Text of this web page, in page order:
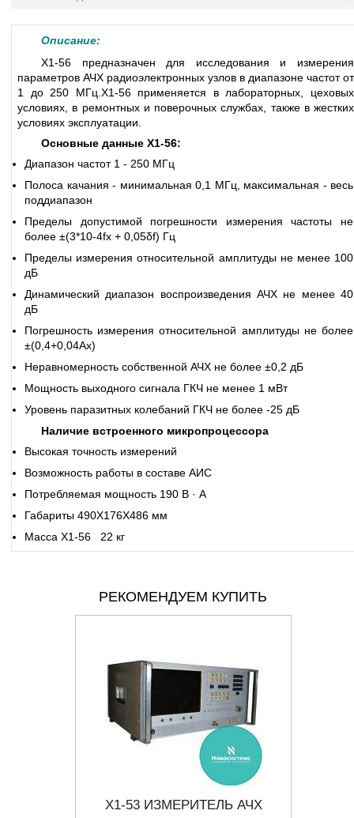
Описание:
Х1-56 предназначен для исследования и измерения
параметров АЧХ радиоэлектронных узлов в диапазоне частот от
1 до 250 МГц.Х1-56 применяется в лабораторных, цеховых
условиях, в ремонтных и поверочных службах, также в жестких
условиях эксплуатации.
Основные данные Х1-56:
Диапазон частот 1 - 250 МГц
Полоса качания - минимальная 0,1 МГц, максимальная - весь
поддиапазон
Пределы допустимой погрешности измерения частоты не
более ±(3*10-4fх + 0,05δf) Гц
Пределы измерения относительной амплитуды не менее 100
дБ
Динамический диапазон воспроизведения АЧХ не менее 40
дБ
Погрешность измерения относительной амплитуды не более
±(0,4+0,04Aх)
Неравномерность собственной АЧХ не более ±0,2 дБ
Мощность выходного сигнала ГКЧ не менее 1 мВт
Уровень паразитных колебаний ГКЧ не более -25 дБ
Наличие встроенного микропроцессора
Высокая точность измерений
Возможность работы в составе АИС
Потребляемая мощность 190 В · А
Габариты 490X176X486 мм
Масса Х1-56 22 кг
РЕКОМЕНДУЕМ КУПИТЬ
Х1-53 ИЗМЕРИТЕЛЬ АЧХ